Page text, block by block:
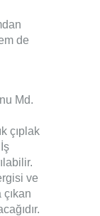
de
Md.
çıplak
ve